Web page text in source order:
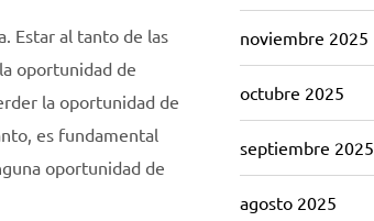
Estar al tanto de las
oportunidad de
la oportunidad de
es fundamental
oportunidad de
noviembre 2025
octubre 2025
septiembre 2025
agosto 2025